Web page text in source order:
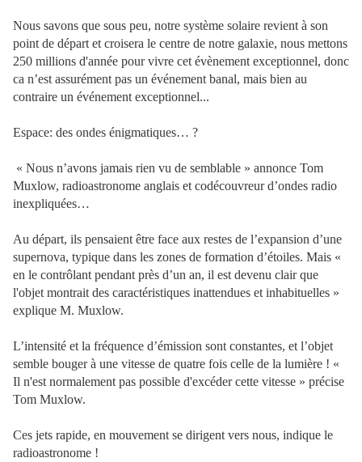
Nous savons que sous peu, notre système solaire revient à son
point de départ et croisera le centre de notre galaxie, nous mettons
250 millions d'année pour vivre cet évènement exceptionnel, donc
ca n’est assurément pas un événement banal, mais bien au
contraire un événement exceptionnel...
Espace: des ondes énigmatiques… ?
« Nous n’avons jamais rien vu de semblable » annonce Tom
Muxlow, radioastronome anglais et codécouvreur d’ondes radio
inexpliquées…
Au départ, ils pensaient être face aux restes de l’expansion d’une
supernova, typique dans les zones de formation d’étoiles. Mais «
en le contrôlant pendant près d’un an, il est devenu clair que
l'objet montrait des caractéristiques inattendues et inhabituelles »
explique M. Muxlow.
L’intensité et la fréquence d’émission sont constantes, et l’objet
semble bouger à une vitesse de quatre fois celle de la lumière ! «
Il n'est normalement pas possible d'excéder cette vitesse » précise
Tom Muxlow.
Ces jets rapide, en mouvement se dirigent vers nous, indique le
radioastronome !